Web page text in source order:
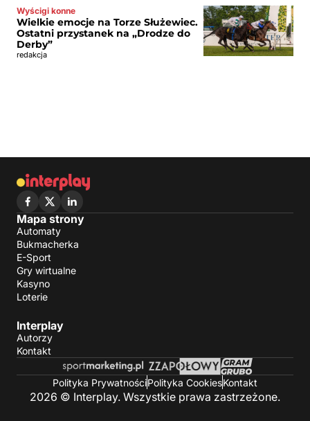
Wyścigi konne
Wielkie emocje na Torze Służewiec.
Ostatni przystanek na „Drodze do
Derby”
redakcja
Mapa strony
Automaty
Bukmacherka
E-Sport
Gry wirtualne
Kasyno
Loterie
Interplay
Autorzy
Kontakt
Polityka PrywatnościPolityka CookiesKontakt
2026 © Interplay. Wszystkie prawa zastrzeżone.